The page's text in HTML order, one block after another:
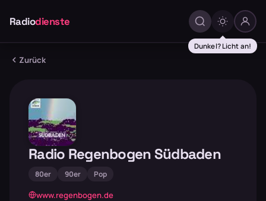
Radiodienste
Dunkel? Licht an!
Zurück
Radio Regenbogen Südbaden
80er 90er Pop
www.regenbogen.de